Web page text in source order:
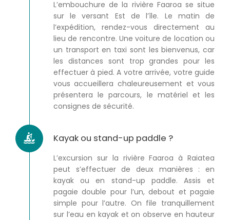
L’embouchure de la rivière Faaroa se situe
sur le versant Est de l’île. Le matin de
l’expédition, rendez-vous directement au
lieu de rencontre. Une voiture de location ou
un transport en taxi sont les bienvenus, car
les distances sont trop grandes pour les
effectuer à pied. A votre arrivée, votre guide
vous accueillera chaleureusement et vous
présentera le parcours, le matériel et les
consignes de sécurité.
Kayak ou stand-up paddle ?
L’excursion sur la rivière Faaroa à Raiatea
peut s’effectuer de deux manières : en
kayak ou en stand-up paddle. Assis et
pagaie double pour l’un, debout et pagaie
simple pour l’autre. On file tranquillement
sur l’eau en kayak et on observe en hauteur